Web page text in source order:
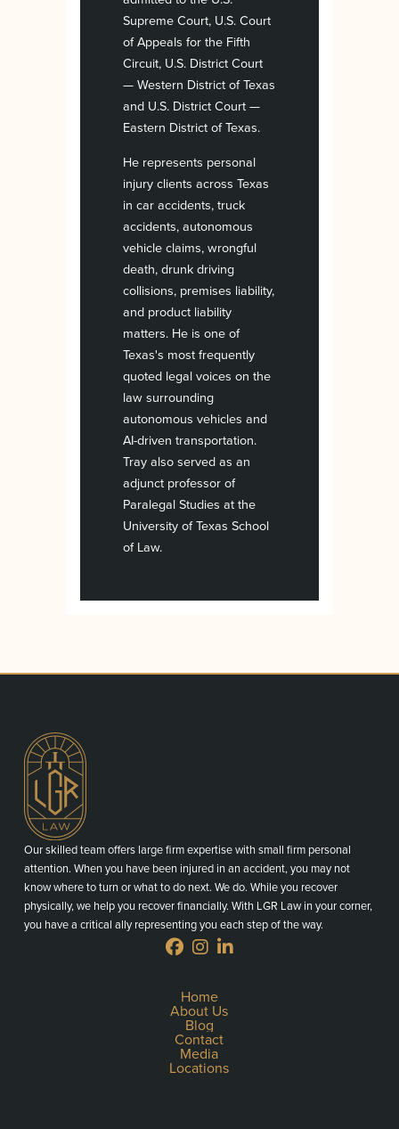
Supreme Court, U.S. Court
of Appeals for the Fifth
Circuit, U.S. District Court
— Western District of Texas
and U.S. District Court —
Eastern District of Texas.
He represents personal
injury clients across Texas
in car accidents, truck
accidents, autonomous
vehicle claims, wrongful
death, drunk driving
collisions, premises liability,
and product liability
matters. He is one of
Texas's most frequently
quoted legal voices on the
law surrounding
autonomous vehicles and
AI-driven transportation.
Tray also served as an
adjunct professor of
Paralegal Studies at the
University of Texas School
of Law.
Our skilled team offers large firm expertise with small firm personal
attention. When you have been injured in an accident, you may not
know where to turn or what to do next. We do. While you recover
physically, we help you recover financially. With LGR Law in your corner,
you have a critical ally representing you each step of the way.
Home
About Us
Blog
Contact
Media
Locations